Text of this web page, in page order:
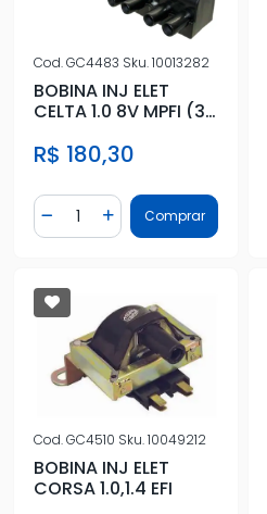
Cod.GC4483 Sku.10013282
BOBINA INJ ELET
CELTA 1.0 8V MPFI (3
R$ 180,30
Diminuir Quantidade
Quantidade
Adicionar Quantidade
Comprar
Cod.GC4510 Sku.10049212
BOBINA INJ ELET
CORSA 1.0,1.4 EFI